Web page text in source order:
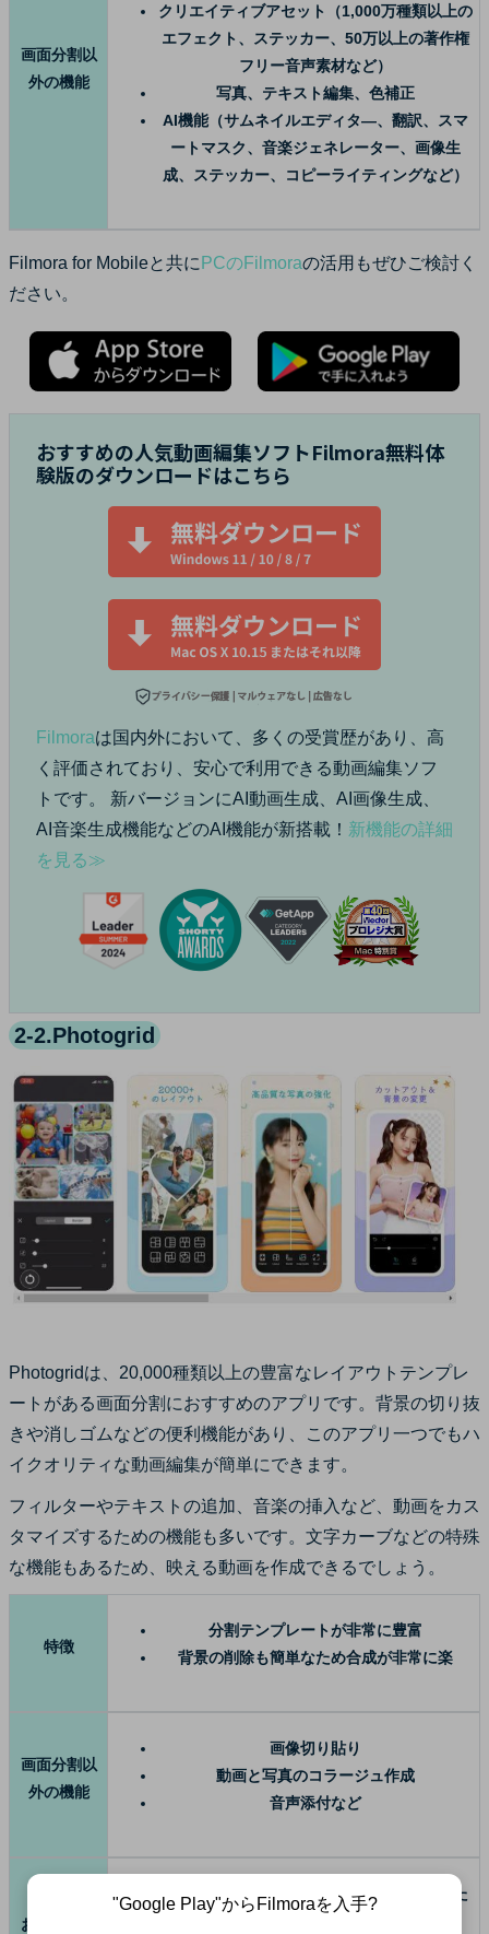
画面分割以
外の機能
クリエイティブアセット（1,000万種類以上の
エフェクト、ステッカー、50万以上の著作権
フリー音声素材など）
写真、テキスト編集、色補正
AI機能（サムネイルエディタ―、翻訳、スマ
ートマスク、音楽ジェネレーター、画像生
成、ステッカー、コピーライティングなど）
Filmora for Mobileと共に PCのFilmoraの活用もぜひご検討く
ださい。
おすすめの人気動画編集ソフトFilmora無料体
験版のダウンロードはこちら
Filmoraは国内外において、多くの受賞歴があり、高
く評価されており、安心で利用できる動画編集ソフ
トです。 新バージョンにAI動画生成、AI画像生成、
AI音楽生成機能などのAI機能が新搭載！ 新機能の詳細
を見る≫
2-2.Photogrid
Photogridは、20,000種類以上の豊富なレイアウトテンプレ
ートがある画面分割におすすめのアプリです。背景の切り抜
きや消しゴムなどの便利機能があり、このアプリ一つでもハ
イクオリティな動画編集が簡単にできます。
フィルターやテキストの追加、音楽の挿入など、動画をカス
タマイズするための機能も多いです。文字カーブなどの特殊
な機能もあるため、映える動画を作成できるでしょう。
特徴
分割テンプレートが非常に豊富
背景の削除も簡単なため合成が非常に楽
画面分割以
外の機能
画像切り貼り
動画と写真のコラージュ作成
音声添付など
おすすめの
テンプレートを使って簡単に画面分割がした
"Google Play"からFilmoraを入手?